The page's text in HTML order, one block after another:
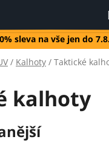
sleva na vše jen do
/ Kalhoty / Taktické
kalhoty